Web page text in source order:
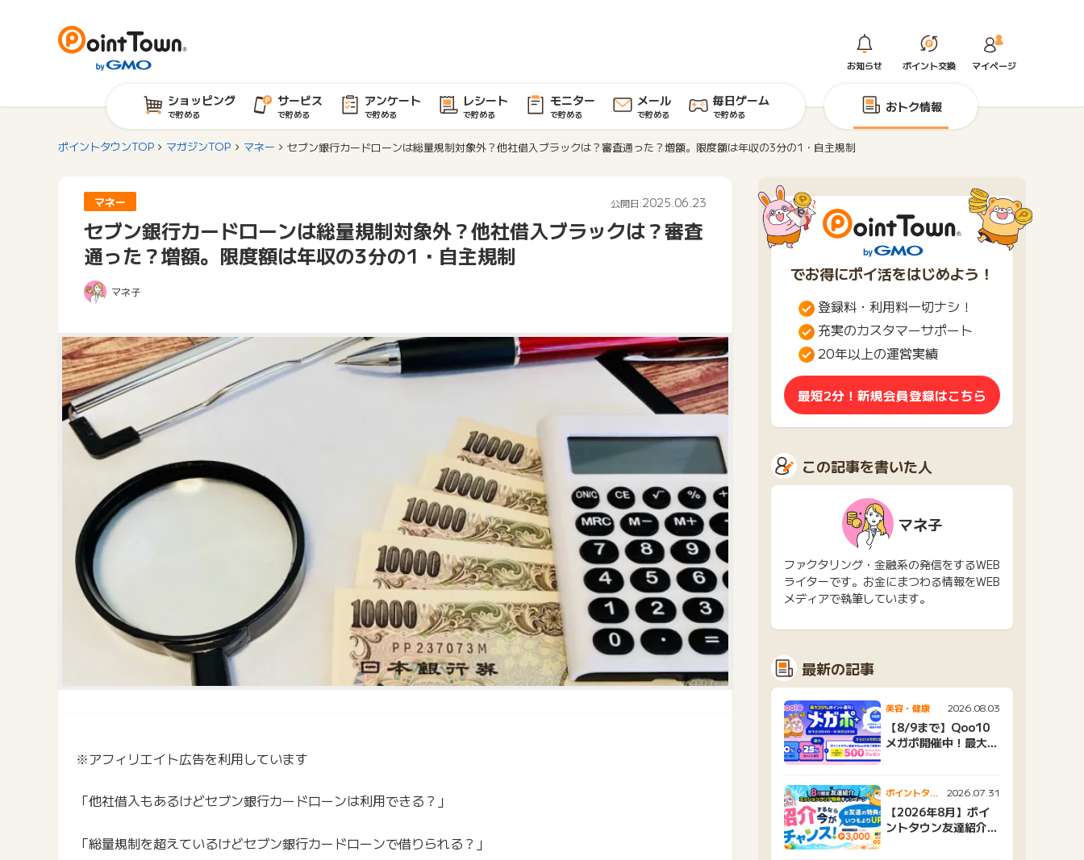
お知らせ ポイント交換 マイページ
ショッピング
で貯める
サービス
で貯める
アンケート
で貯める
レシート
で貯める
モニター
で貯める
メール
で貯める
毎日ゲーム
で貯める おトク情報
ポイントタウンTOP マガジンTOP マネー セブン銀行カードローンは総量規制対象外？他社借入ブラックは？審査通った？増額。限度額は年収の3分の1・自主規制
マネー 公開日:2025.06.23
セブン銀行カードローンは総量規制対象外？他社借入ブラックは？審査
通った？増額。限度額は年収の3分の1・自主規制
マネ子
※アフィリエイト広告を利用しています
「他社借入もあるけどセブン銀行カードローンは利用できる？」
「総量規制を超えているけどセブン銀行カードローンで借りられる？」
でお得にポイ活をはじめよう！
登録料・利用料一切ナシ！
充実のカスタマーサポート
20年以上の運営実績
最短2分！新規会員登録はこちら
この記事を書いた人
マネ子
ファクタリング・金融系の発信をするWEB
ライターです。お金にまつわる情報をWEB
メディアで執筆しています。
最新の記事
美容・健康 2026.08.03
【8/9まで】Qoo10
メガポ開催中！最大
ポイントタウ
ンニュース
2026.07.31
【2026年8月】ポイ
ントタウン友達紹介キ